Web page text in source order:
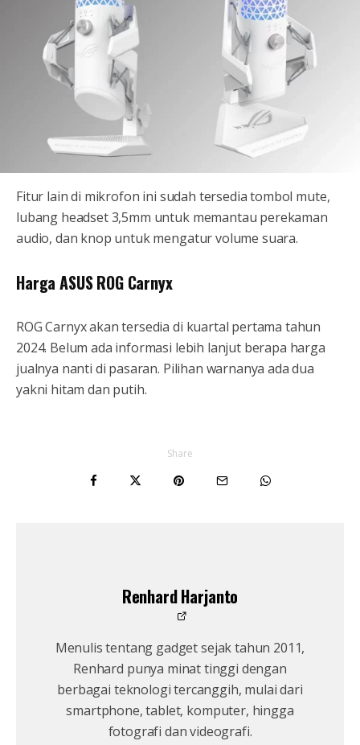
Fitur lain di mikrofon ini sudah tersedia tombol mute,
lubang headset 3,5mm untuk memantau perekaman
audio, dan knop untuk mengatur volume suara.
Harga ASUS ROG Carnyx
ROG Carnyx akan tersedia di kuartal pertama tahun
2024. Belum ada informasi lebih lanjut berapa harga
jualnya nanti di pasaran. Pilihan warnanya ada dua
yakni hitam dan putih.
Share
Renhard Harjanto
Menulis tentang gadget sejak tahun 2011,
Renhard punya minat tinggi dengan
berbagai teknologi tercanggih, mulai dari
smartphone, tablet, komputer, hingga
fotografi dan videografi.